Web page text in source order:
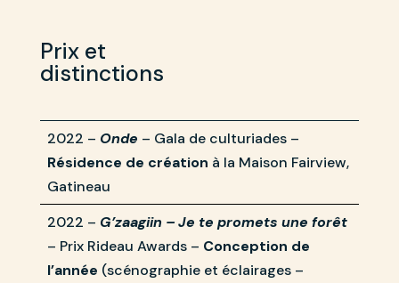
Prix et
distinctions
2022 – Onde – Gala de culturiades –
Résidence de création à la Maison Fairview,
Gatineau
2022 – G’zaagiin – Je te promets une forêt
– Prix Rideau Awards – Conception de
l’année (scénographie et éclairages –